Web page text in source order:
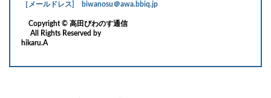
［メールドレス] biwanosu＠awa.bbiq.jp
Copyright © 高田びわのす通信
All Rights Reserved by
hikaru.A